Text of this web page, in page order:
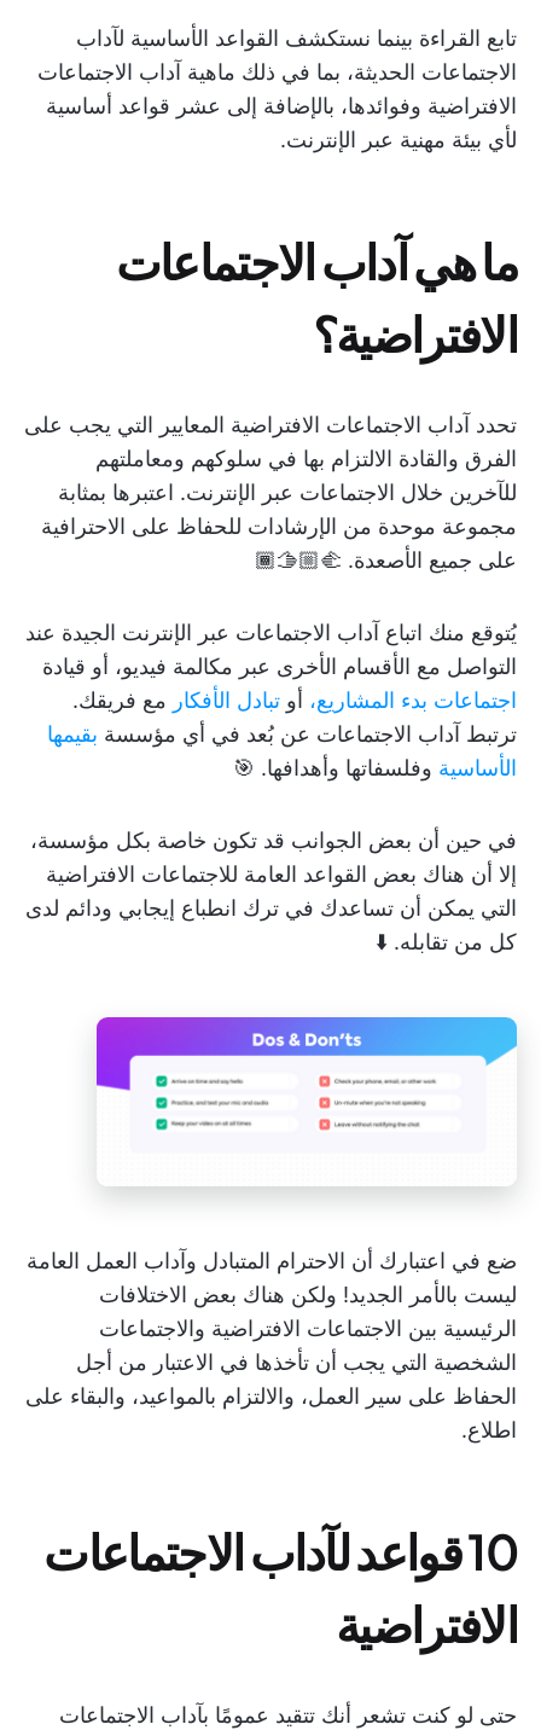
تابع القراءة بينما نستكشف القواعد الأساسية لآداب
الاجتماعات الحديثة، بما في ذلك ماهية آداب الاجتماعات
الافتراضية وفوائدها، بالإضافة إلى عشر قواعد أساسية
لأي بيئة مهنية عبر الإنترنت.
ما هي آداب الاجتماعات
الافتراضية؟
تحدد آداب الاجتماعات الافتراضية المعايير التي يجب على
الفرق والقادة الالتزام بها في سلوكهم ومعاملتهم
للآخرين خلال الاجتماعات عبر الإنترنت. اعتبرها بمثابة
مجموعة موحدة من الإرشادات للحفاظ على الاحترافية
على جميع الأصعدة. 🫱🏼‍🫲🏾
يُتوقع منك اتباع آداب الاجتماعات عبر الإنترنت الجيدة عند
التواصل مع الأقسام الأخرى عبر مكالمة فيديو، أو قيادة
اجتماعات بدء المشاريع، أو تبادل الأفكار مع فريقك.
ترتبط آداب الاجتماعات عن بُعد في أي مؤسسة بقيمها
الأساسية وفلسفاتها وأهدافها. 🎯
في حين أن بعض الجوانب قد تكون خاصة بكل مؤسسة،
إلا أن هناك بعض القواعد العامة للاجتماعات الافتراضية
التي يمكن أن تساعدك في ترك انطباع إيجابي ودائم لدى
كل من تقابله. ⬇️
ضع في اعتبارك أن الاحترام المتبادل وآداب العمل العامة
ليست بالأمر الجديد! ولكن هناك بعض الاختلافات
الرئيسية بين الاجتماعات الافتراضية والاجتماعات
الشخصية التي يجب أن تأخذها في الاعتبار من أجل
الحفاظ على سير العمل، والالتزام بالمواعيد، والبقاء على
اطلاع.
10 قواعد لآداب الاجتماعات
الافتراضية
حتى لو كنت تشعر أنك تتقيد عمومًا بآداب الاجتماعات